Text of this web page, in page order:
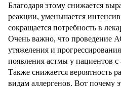
Благодаря этому снижается
реакции, уменьшается
сокращается потребность в
Очень важно, что проведение
утяжеления и
появления астмы у пациентов
Также снижается вероятность
видам аллергенов. Вот почему